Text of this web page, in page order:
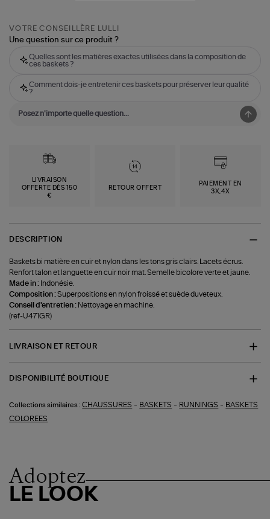
VOTRE CONSEILLÈRE LULLI
Une question sur ce produit ?
Quelles sont les matières exactes utilisées dans la composition de
ces baskets ?
Comment dois-je entretenir ces baskets pour préserver leur qualité
?
LIVRAISON
OFFERTE DÈS 150
€
RETOUR OFFERT
PAIEMENT EN
3X,4X
DESCRIPTION
Baskets bi matière en cuir et nylon dans les tons gris clairs. Lacets écrus.
Renfort talon et languette en cuir noir mat. Semelle bicolore verte et jaune.
Made in : Indonésie.
Composition :Superpositions en nylon froissé et suède duveteux.
Conseil d'entretien : Nettoyage en machine.
(ref-U471GR)
LIVRAISON ET RETOUR
DISPONIBILITÉ BOUTIQUE
Collections similaires : CHAUSSURES - BASKETS - RUNNINGS - BASKETS
COLOREES
Adoptez
LE LOOK